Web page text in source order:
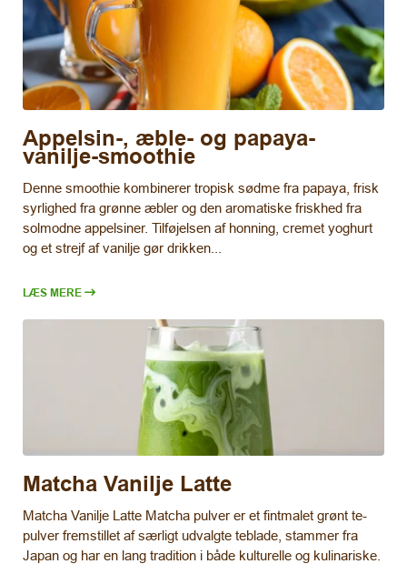
Appelsin-, æble- og papaya-
vanilje-smoothie
Denne smoothie kombinerer tropisk sødme fra papaya, frisk
syrlighed fra grønne æbler og den aromatiske friskhed fra
solmodne appelsiner. Tilføjelsen af honning, cremet yoghurt
og et strejf af vanilje gør drikken...
LÆS MERE
Matcha Vanilje Latte
Matcha Vanilje Latte Matcha pulver er et fintmalet grønt te-
pulver fremstillet af særligt udvalgte teblade, stammer fra
Japan og har en lang tradition i både kulturelle og kulinariske.